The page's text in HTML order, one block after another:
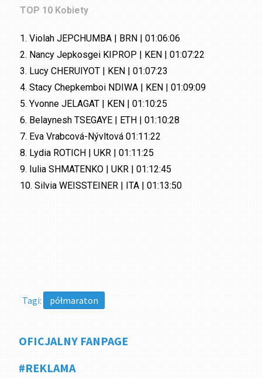
TOP 10 Kobiety
1. Violah JEPCHUMBA | BRN | 01:06:06
2. Nancy Jepkosgei KIPROP | KEN | 01:07:22
3. Lucy CHERUIYOT | KEN | 01:07:23
4. Stacy Chepkemboi NDIWA | KEN | 01:09:09
5. Yvonne JELAGAT | KEN | 01:10:25
6. Belaynesh TSEGAYE | ETH | 01:10:28
7. Eva Vrabcová-Nývltová 01:11:22
8. Lydia ROTICH | UKR | 01:11:25
9. Iulia SHMATENKO | UKR | 01:12:45
10. Silvia WEISSTEINER | ITA | 01:13:50
Tagi: półmaraton
OFICJALNY FANPAGE
#REKLAMA